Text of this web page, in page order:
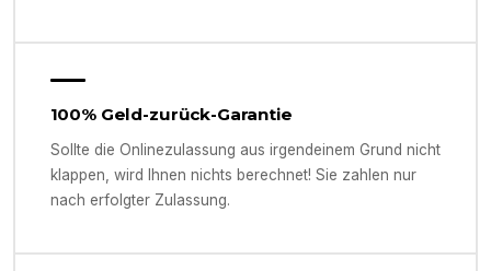
100% Geld-zurück-Garantie
Sollte die Onlinezulassung aus irgendeinem Grund nicht
klappen, wird Ihnen nichts berechnet! Sie zahlen nur
nach erfolgter Zulassung.